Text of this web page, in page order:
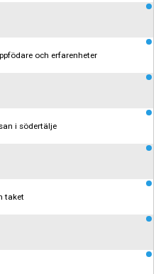
och erfarenheter
i södertälje
taket